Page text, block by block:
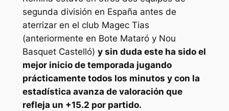
segunda división en España antes de
aterrizar en el club Magec Tias
(anteriormente en Bote Mataró y Nou
Basquet Castelló) y sin duda este ha sido el
mejor inicio de temporada jugando
prácticamente todos los minutos y con la
estadística avanza de valoración que
refleja un +15.2 por partido.